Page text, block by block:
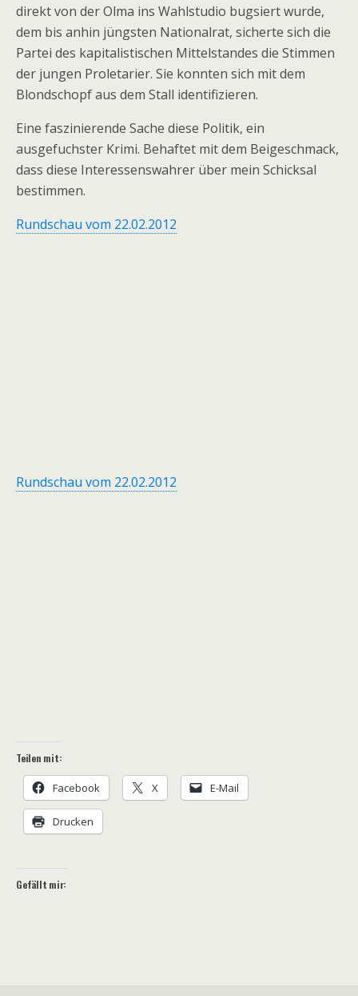
direkt von der Olma ins Wahlstudio bugsiert wurde,
dem bis anhin jüngsten Nationalrat, sicherte sich die
Partei des kapitalistischen Mittelstandes die Stimmen
der jungen Proletarier. Sie konnten sich mit dem
Blondschopf aus dem Stall identifizieren.
Eine faszinierende Sache diese Politik, ein
ausgefuchster Krimi. Behaftet mit dem Beigeschmack,
dass diese Interessenswahrer über mein Schicksal
bestimmen.
Rundschau vom 22.02.2012
Rundschau vom 22.02.2012
Teilen mit:
Facebook X E-Mail
Drucken
Gefällt mir: